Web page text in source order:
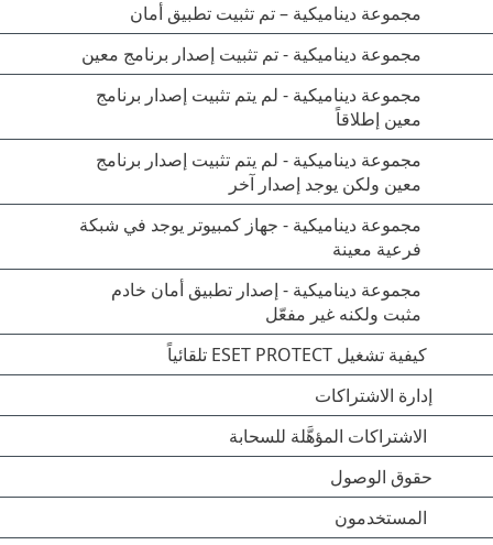
مجموعة ديناميكية – تم تثبيت تطبيق أمان
مجموعة ديناميكية - تم تثبيت إصدار برنامج معين
مجموعة ديناميكية - لم يتم تثبيت إصدار برنامج
معين إطلاقاً
مجموعة ديناميكية - لم يتم تثبيت إصدار برنامج
معين ولكن يوجد إصدار آخر
مجموعة ديناميكية - جهاز كمبيوتر يوجد في شبكة
فرعية معينة
مجموعة ديناميكية - إصدار تطبيق أمان خادم
مثبت ولكنه غير مفعّل
كيفية تشغيل ESET PROTECT تلقائياً
إدارة الاشتراكات
الاشتراكات المؤهَّلة للسحابة
حقوق الوصول
المستخدمون